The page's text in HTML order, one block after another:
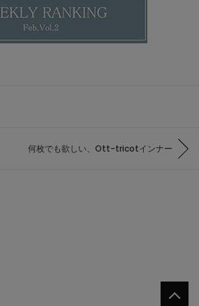
何枚でも欲しい、Ott-tricotインナー